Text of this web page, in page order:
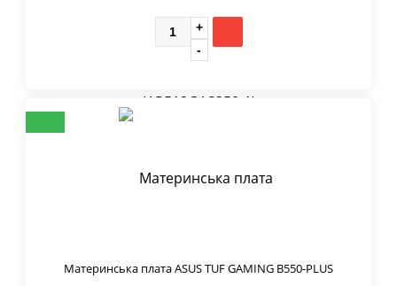
Материнська плата ASUS TUF GAMING B550-PLUS